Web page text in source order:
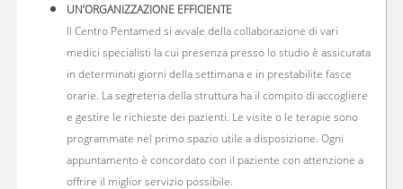
UN’ORGANIZZAZIONE EFFICIENTE
Il Centro Pentamed si avvale della collaborazione di vari
medici specialisti la cui presenza presso lo studio è assicurata
in determinati giorni della settimana e in prestabilite fasce
orarie. La segreteria della struttura ha il compito di accogliere
e gestire le richieste dei pazienti. Le visite o le terapie sono
programmate nel primo spazio utile a disposizione. Ogni
appuntamento è concordato con il paziente con attenzione a
offrire il miglior servizio possibile.